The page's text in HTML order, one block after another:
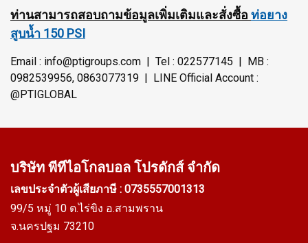
ท่านสามารถสอบถามข้อมูลเพิ่มเติมและสั่งซื้อ ท่อยาง
สูบน้ำ 150 PSI
Email : info@ptigroups.com | Tel : 022577145 | MB :
0982539956, 0863077319 | LINE Official Account :
@PTIGLOBAL
บริษัท พีทีไอโกลบอล โปรดักส์ จำกัด
เลขประจำตัวผู้เสียภาษี : 0735557001313
99/5 หมู่ 10 ต.ไร่ขิง อ.สามพราน
จ.นครปฐม 73210